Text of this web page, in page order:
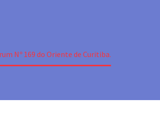
Nº 169 do Oriente de Curitiba.